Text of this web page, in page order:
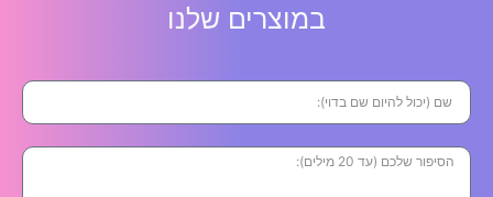
במוצרים שלנו